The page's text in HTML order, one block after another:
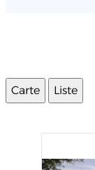
Carte Liste